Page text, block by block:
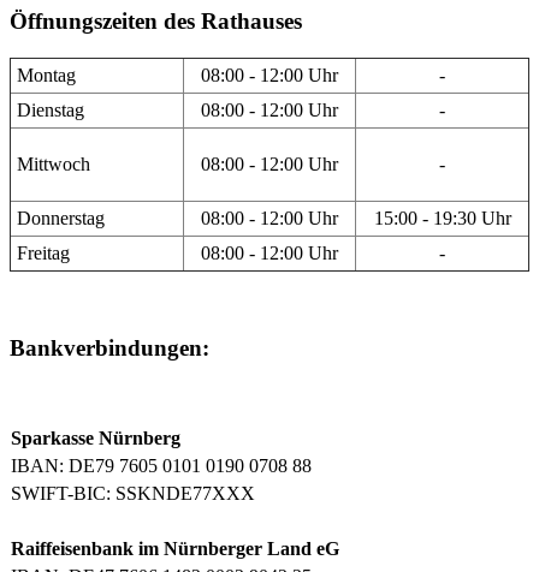
Öffnungszeiten des Rathauses
Montag 08:00 - 12:00 Uhr
-
Dienstag
08:00 - 12:00 Uhr -
Mittwoch 08:00 - 12:00 Uhr -
Donnerstag 08:00 - 12:00 Uhr
15:00 - 19:30 Uhr
Freitag
08:00 - 12:00 Uhr -
Bankverbindungen:
Sparkasse Nürnberg
IBAN: DE79 7605 0101 0190 0708 88
SWIFT-BIC: SSKNDE77XXX
Raiffeisenbank im Nürnberger Land eG